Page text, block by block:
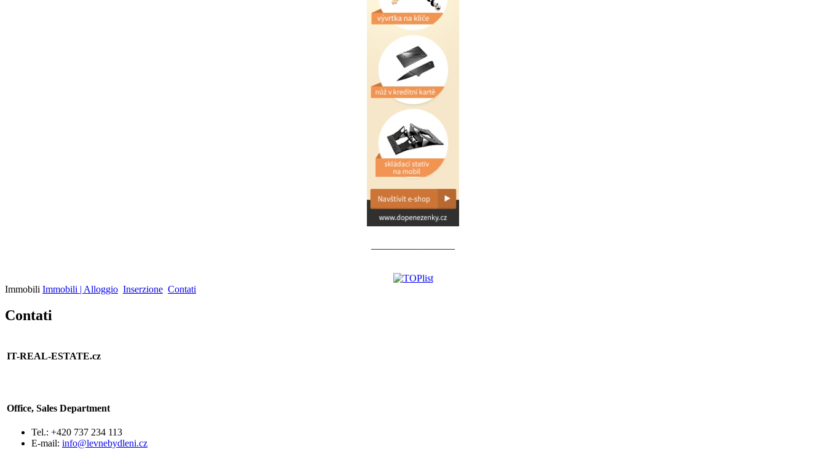
Immobili Immobili | Alloggio Inserzione Contati
Contati
IT-REAL-ESTATE.cz
Office, Sales Department
Tel.: +420 737 234 113
E-mail: info@levnebydleni.cz